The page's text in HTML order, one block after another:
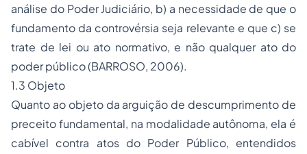
análise do Poder Judiciário, b) a necessidade de que o
fundamento da controvérsia seja relevante e que c) se
trate de lei ou ato normativo, e não qualquer ato do
poder público (BARROSO, 2006).
1.3 Objeto
Quanto ao objeto da arguição de descumprimento de
preceito fundamental, na modalidade autônoma, ela é
cabível contra atos do Poder Público, entendidos